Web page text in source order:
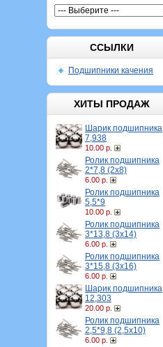
ССЫЛКИ
Подшипники качения
ХИТЫ ПРОДАЖ
Шарик подшипника
7,938
10.00 р.
Ролик подшипника
2*7,8 (2х8)
6.00 р.
Ролик подшипника
5,5*9
10.00 р.
Ролик подшипника
3*13,8 (3х14)
6.00 р.
Ролик подшипника
3*15,8 (3х16)
6.00 р.
Шарик подшипника
12,303
20.00 р.
Ролик подшипника
2,5*9,8 (2,5х10)
6.00 р.